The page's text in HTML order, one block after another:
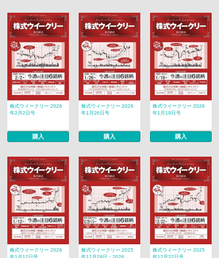
株式ウイークリー 2026
年2月2日号
購入
株式ウイークリー 2026
年1月26日号
購入
株式ウイークリー 2026
年1月19日号
購入
株式ウイークリー 2026
年1月12日号
株式ウイークリー 2025
年12月29日・2026...
株式ウイークリー 2025
年12月22日号